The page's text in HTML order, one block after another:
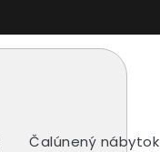
Čalúnený nábytok